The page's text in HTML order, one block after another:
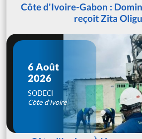
Côte d'Ivoire-Gabon :
reçoit Zita
6 Août
2026
SODECI
Côte d'Ivoire